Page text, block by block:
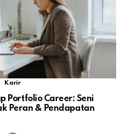
Karir
Portfolio Career: Seni
Peran & Pendapatan